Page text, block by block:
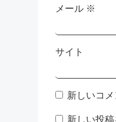
メール ※
サイト
新しいコ
新しい投